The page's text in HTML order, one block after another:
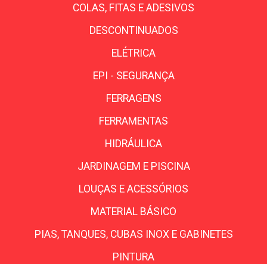
COLAS, FITAS E ADESIVOS
DESCONTINUADOS
ELÉTRICA
EPI - SEGURANÇA
FERRAGENS
FERRAMENTAS
HIDRÁULICA
JARDINAGEM E PISCINA
LOUÇAS E ACESSÓRIOS
MATERIAL BÁSICO
PIAS, TANQUES, CUBAS INOX E GABINETES
PINTURA